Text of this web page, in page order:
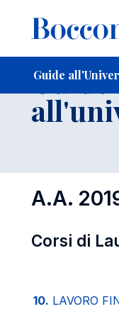
Guide
-
Guide
A.A.
Corsi di
10. LAVORO